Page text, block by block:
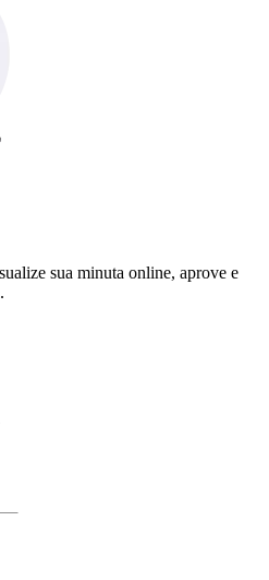
sua minuta online, aprove e